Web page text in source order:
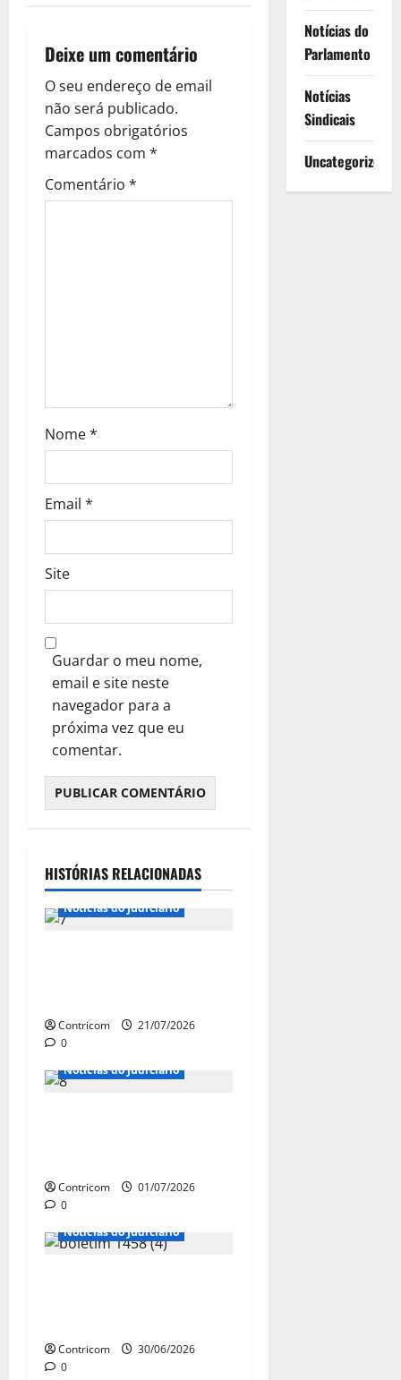
ç
ã
o
d
e
o
s
Deixe um comentário
O seu endereço de email
não será publicado.
Campos obrigatórios
marcados com *
Comentário *
Nome*
Email *
Site
Guardar o meu nome,
email e site neste
navegador para a
próxima vez que eu
comentar.
HISTÓRIAS RELACIONADAS
Notícias de Entidades
Notícias do Judiciário
Contricom
21/07/2026
0
Notícias do Judiciário
Contricom
01/07/2026
0
Notícias do Judiciário
Contricom
30/06/2026
0
Notícias do
Parlamento
Notícias
Sindicais
Uncategorized